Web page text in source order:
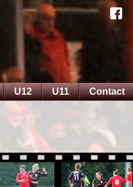
U12 U11 Contact